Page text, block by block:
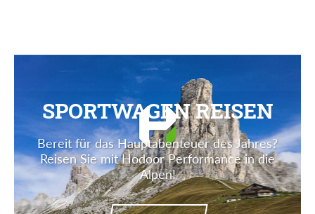
SPORTWAGEN REISEN
Bereit für das Hauptabenteuer des Jahres?
Reisen Sie mit Hodoor Performance in die
Alpen!